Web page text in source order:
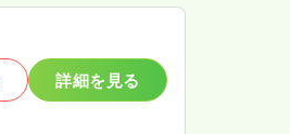
詳細を見る